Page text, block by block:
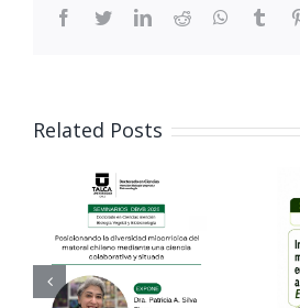
facebook
twitterlinkedinreddit whatsapp
Related Posts
Seminarios
Dra. Ana